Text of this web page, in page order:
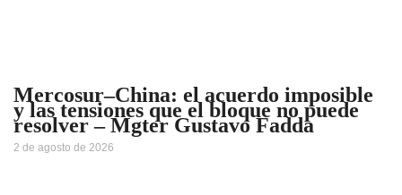
Mercosur–China: el acuerdo imposible
y las tensiones que el bloque no puede
resolver – Mgter Gustavo Fadda
2 de agosto de 2026